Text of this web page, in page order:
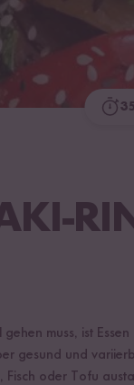
gehen muss, ist
gesund und
Fisch oder Tofu